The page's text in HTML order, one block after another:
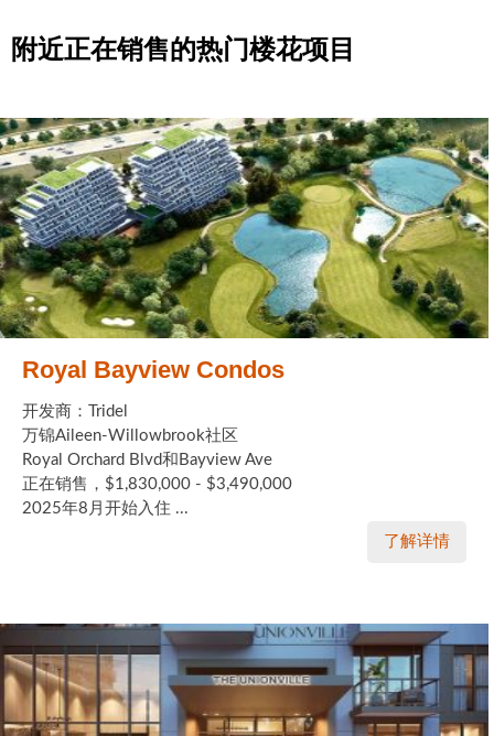
附近正在销售的热门楼花项目
Royal Bayview Condos
开发商：Tridel
万锦Aileen-Willowbrook社区
Royal Orchard Blvd和Bayview Ave
正在销售，$1,830,000 - $3,490,000
2025年8月开始入住 ...
了解详情